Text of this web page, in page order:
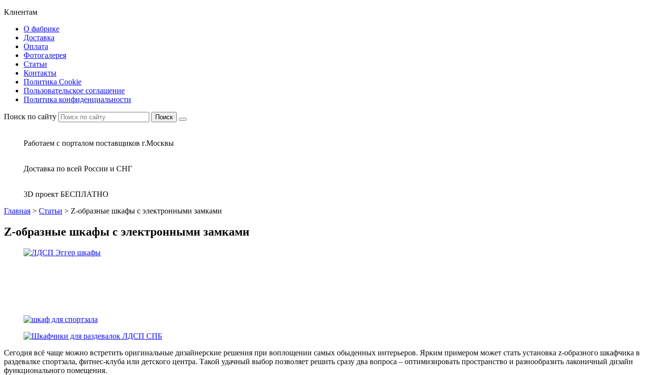
Клиентам
О фабрике
Доставка
Оплата
Фотогалерея
Статьи
Контакты
Политика Cookie
Пользовательское соглашение
Политика конфиденциальности
Поиск по сайту Поиск
Работаем с порталом поставщиков г.Москвы
Доставка по всей России и СНГ
3D проект БЕСПЛАТНО
Главная > Статьи > Z-образные шкафы с электронными замками
Z-образные шкафы с электронными замками
Сегодня всё чаще можно встретить оригинальные дизайнерские решения при воплощении самых обыденных интерьеров. Ярким примером может стать установка z-образного шкафчика в
раздевалке спортзала, фитнес-клуба или детского центра. Такой удачный выбор позволяет решить сразу два вопроса – оптимизировать пространство и разнообразить лаконичный дизайн
функционального помещения.